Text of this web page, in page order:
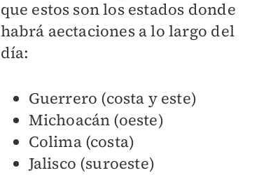
que estos son los estados donde
habrá aectaciones a lo largo del
día:
Guerrero (costa y este)
Michoacán (oeste)
Colima (costa)
Jalisco (suroeste)